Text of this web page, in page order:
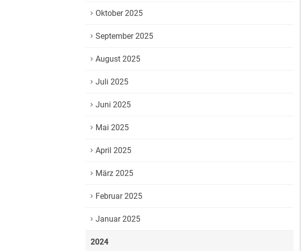
Oktober 2025
September 2025
August 2025
Juli 2025
Juni 2025
Mai 2025
April 2025
März 2025
Februar 2025
Januar 2025
2024